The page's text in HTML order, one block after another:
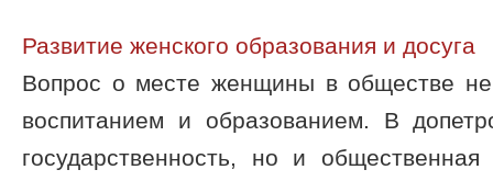
Развитие женского образования и досуга
Вопрос о месте женщины в обществе
воспитанием и образованием. В
государственность, но и